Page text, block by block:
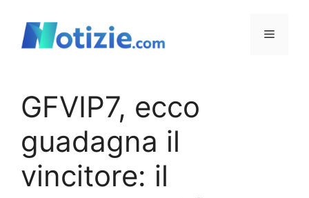
contenuto
Menu
GFVIP7, ecco
guadagna il
vincitore: il